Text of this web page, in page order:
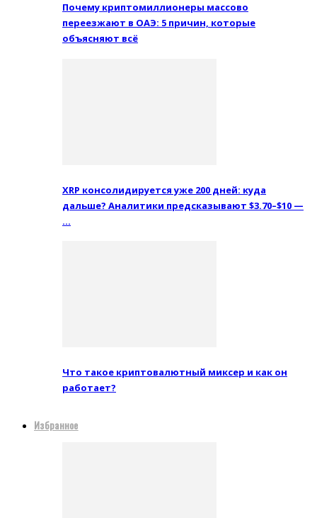
Почему криптомиллионеры массово
переезжают в ОАЭ: 5 причин, которые
объясняют всё
XRP консолидируется уже 200 дней: куда
дальше? Аналитики предсказывают $3.70–$10 —
…
Что такое криптовалютный миксер и как он
работает?
Избранное